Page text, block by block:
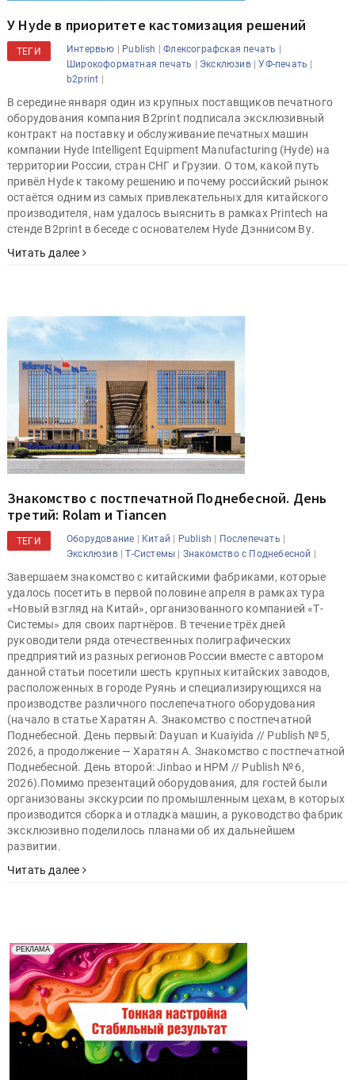
У Hyde в приоритете кастомизация решений
ТЕГИ Интервью | Publish |Флексографская печать |
Широкоформатная печать | Эксклюзив|УФ-печать |
b2print |
В середине января один из крупных поставщиков печатного
оборудования компания B2print подписала эксклюзивный
контракт на поставку и обслуживание печатных машин
компании Hyde Intelligent Equipment Manufacturing (Hyde) на
территории России, стран СНГ и Грузии. О том, какой путь
привёл Hyde к такому решению и почему российский рынок
остаётся одним из самых привлекательных для китайского
производителя, нам удалось выяснить в рамках Printech на
стенде B2print в беседе с основателем Hyde Дэннисом Ву.
Читать далее
Знакомство с постпечатной Поднебесной. День
третий: Rolam и Tiancen
ТЕГИ Оборудование | Китай | Publish | Послепечать |
Эксклюзив|Т-Системы | Знакомство с Поднебесной |
Завершаем знакомство с китайскими фабриками, которые
удалось посетить в первой половине апреля в рамках тура
«Новый взгляд на Китай», организованного компанией «Т-
Системы» для своих партнёров. В течение трёх дней
руководители ряда отечественных полиграфических
предприятий из разных регионов России вместе с автором
данной статьи посетили шесть крупных китайских заводов,
расположенных в городе Руянь и специализирующихся на
производстве различного послепечатного оборудования
(начало в статье Харатян А. Знакомство с постпечатной
Поднебесной. День первый: Dayuan и Kuaiyida // Publish № 5,
2026, а продолжение — Харатян А. Знакомство с постпечатной
Поднебесной. День второй: Jinbao и HPM // Publish № 6,
2026).Помимо презентаций оборудования, для гостей были
организованы экскурсии по промышленным цехам, в которых
производится сборка и отладка машин, а руководство фабрик
эксклюзивно поделилось планами об их дальнейшем
развитии.
Читать далее
РЕКЛАМА
Реклама. Рекламодатель ООО "Передовые Системы
Печати" erid: 2SDnjd2d4Qz